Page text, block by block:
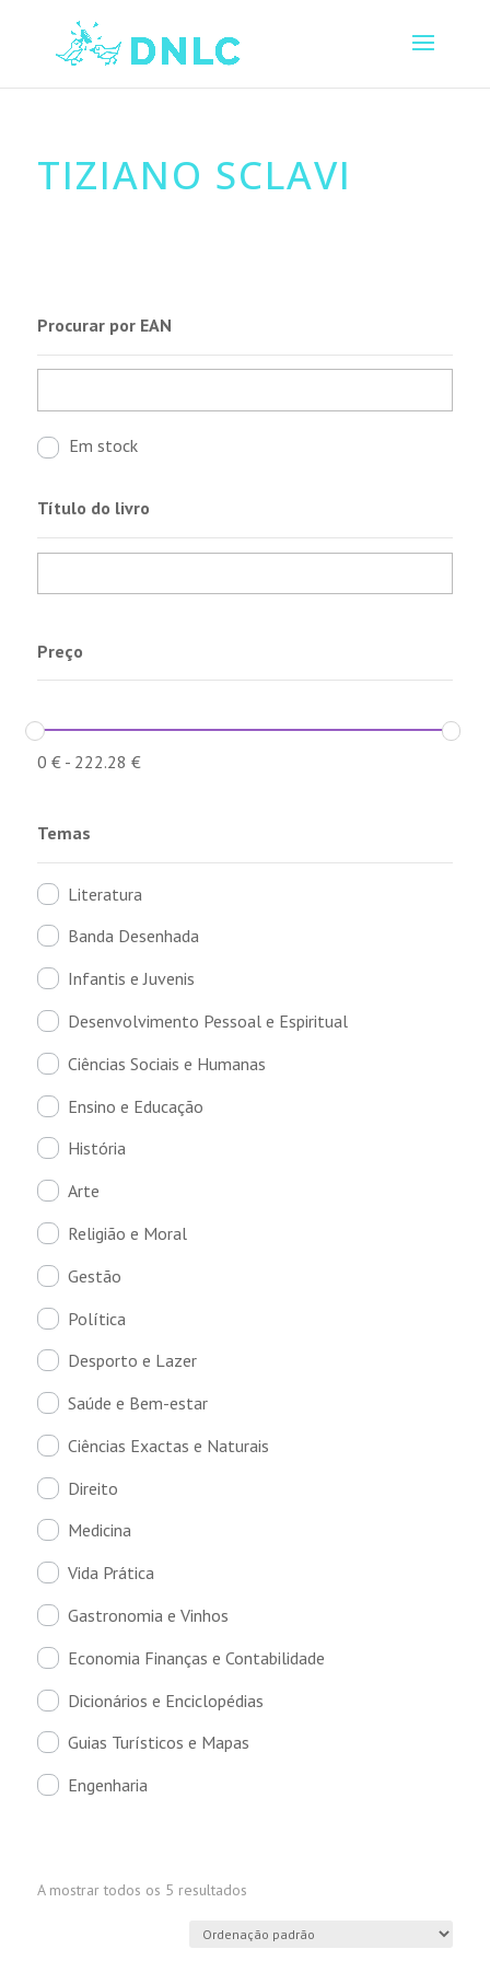
TIZIANO SCLAVI
Procurar por EAN
Em stock
Título do livro
Preço
0 €- 222.28 €
Temas
Literatura
Banda Desenhada
Infantis e Juvenis
Desenvolvimento Pessoal e Espiritual
Ciências Sociais e Humanas
Ensino e Educação
História
Arte
Religião e Moral
Gestão
Política
Desporto e Lazer
Saúde e Bem-estar
Ciências Exactas e Naturais
Direito
Medicina
Vida Prática
Gastronomia e Vinhos
Economia Finanças e Contabilidade
Dicionários e Enciclopédias
Guias Turísticos e Mapas
Engenharia
A mostrar todos os 5 resultados